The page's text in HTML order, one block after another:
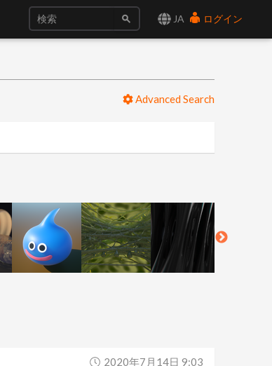
JA ログイン
Advanced Search
2020年7月14日 9:03